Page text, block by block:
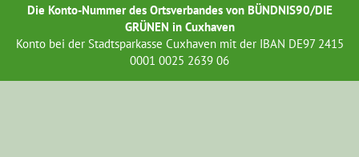
Die Konto-Nummer des Ortsverbandes von BÜNDNIS90/DIE
GRÜNEN in Cuxhaven
Konto bei der Stadtsparkasse Cuxhaven mit der IBAN DE97 2415
0001 0025 2639 06